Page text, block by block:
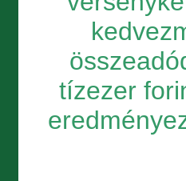
tízezer